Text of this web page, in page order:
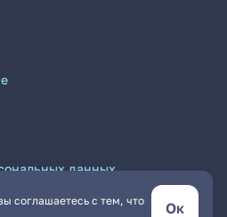
соглашаетесь с тем, что
Ок
данных